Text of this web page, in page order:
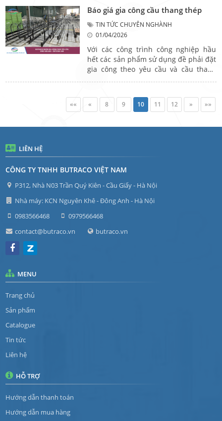
nhiều doanh nghiệp lớn và các công ty
xuất khẩu thép ở Việt Nam, ngành
thép không chỉ phục vụ nhu cầu nội
địa mà còn mở rộng ra quốc tế, tạo
nền tảng vững chắc cho tăng trưởng
dài hạn.
Báo giá gia công cầu thang thép
TIN TỨC CHUYÊN NGHÀNH
01/04/2026
Với các công trình công nghiệp hầu
hết các sản phẩm sử dụng đề phải đặt
gia công theo yêu cầu và cầu thang
thi công sẽ phải tìm những đơn vị gia
công thép để đặt thiết kế, sản xuất
trình công nghiệp thường dùng cầu
khảo bài viết dưới đây của chúng tôi
để biết thêm thông tin.
«« « 8 9 10 11 12 » »»
LIÊN HỆ
CÔNG TY TNHH BUTRACO VIỆT NAM
P312, Nhà N03 Trần Quý Kiên - Cầu Giấy - Hà Nội
Nhà máy: KCN Nguyên Khê - Đông Anh - Hà Nội
0983566468
0979566468
contact@butraco.vn
butraco.vn
MENU
Trang chủ
Sản phẩm
Catalogue
Tin tức
Liên hệ
HỖ TRỢ
Hướng dẫn thanh toán
Hướng dẫn mua hàng